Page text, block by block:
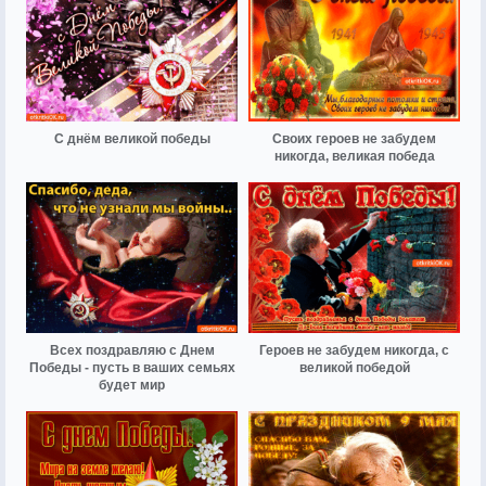
С днём великой победы
Своих героев не забудем
никогда, великая победа
Всех поздравляю с Днем
Победы - пусть в ваших семьях
будет мир
Героев не забудем никогда, с
великой победой